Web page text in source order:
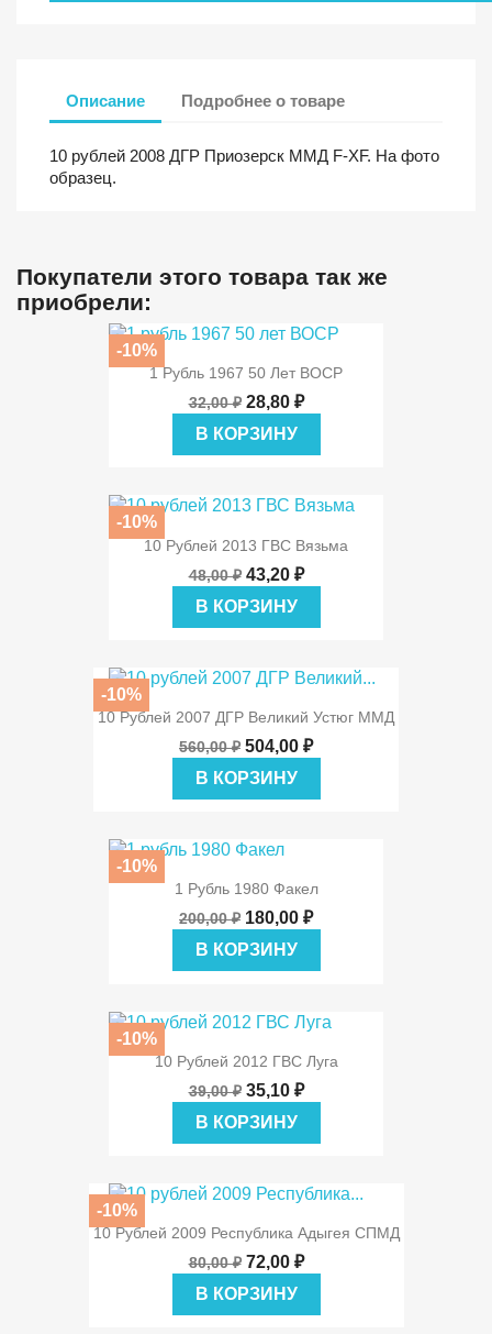
Описание Подробнее о товаре
10 рублей 2008 ДГР Приозерск ММД F-XF. На фото
образец.
Покупатели этого товара так же
приобрели:
1 Рубль 1967 50 Лет ВОСР
32,00 ₽ 28,80 ₽
В КОРЗИНУ
-10%
10 Рублей 2013 ГВС Вязьма
48,00 ₽ 43,20 ₽
В КОРЗИНУ
-10%
10 Рублей 2007 ДГР Великий Устюг ММД
560,00 ₽ 504,00 ₽
В КОРЗИНУ
-10%
1 Рубль 1980 Факел
200,00 ₽ 180,00 ₽
В КОРЗИНУ
-10%
10 Рублей 2012 ГВС Луга
39,00 ₽ 35,10 ₽
В КОРЗИНУ
-10%
10 Рублей 2009 Республика Адыгея СПМД
80,00 ₽ 72,00 ₽
В КОРЗИНУ
-10%